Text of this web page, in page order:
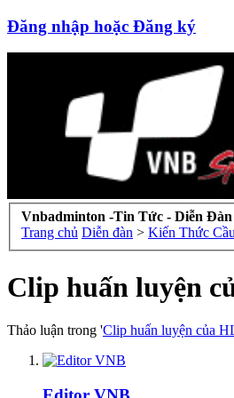
Đăng nhập hoặc Đăng ký
Vnbadminton -Tin Tức - Diễn
Trang chủ Diễn đàn > Kiến Thức
Clip huấn luyện
Thảo luận trong 'Clip huấn luyện của